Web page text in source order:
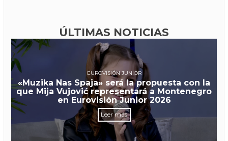
ÚLTIMAS NOTICIAS
EUROVISIÓN JUNIOR
«Muzika Nas Spaja» será la propuesta con la
que Mija Vujović representará a Montenegro
en Eurovisión Junior 2026
Leer más